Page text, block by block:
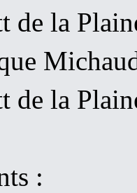
de la
de la
: